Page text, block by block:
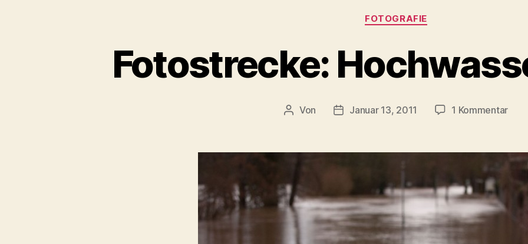
Kategorien
FOTOGRAFIE
Fotostrecke:
Beitragsautor
Von Veröffentlichungsdatum
Januar 13, 2011 1 Kommentarzu
hält